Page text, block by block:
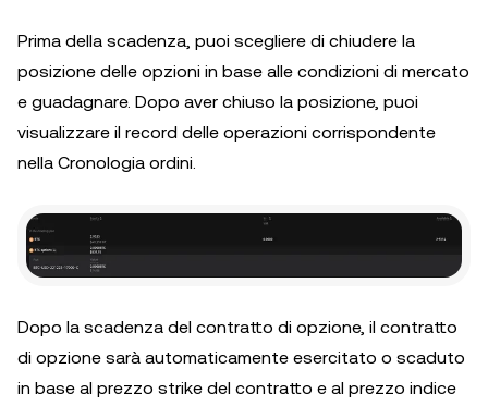
Prima della scadenza, puoi scegliere di chiudere la
posizione delle opzioni in base alle condizioni di mercato
e guadagnare. Dopo aver chiuso la posizione, puoi
visualizzare il record delle operazioni corrispondente
nella Cronologia ordini.
Dopo la scadenza del contratto di opzione, il contratto
di opzione sarà automaticamente esercitato o scaduto
in base al prezzo strike del contratto e al prezzo indice